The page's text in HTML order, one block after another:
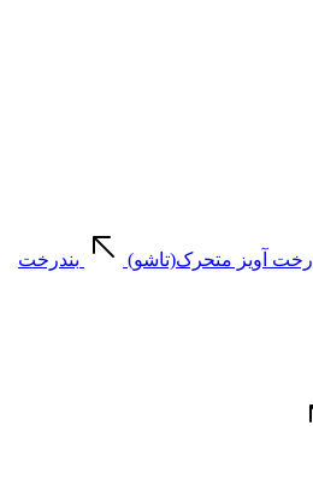
رخت آویز متحرک(تاشو) بندرخت